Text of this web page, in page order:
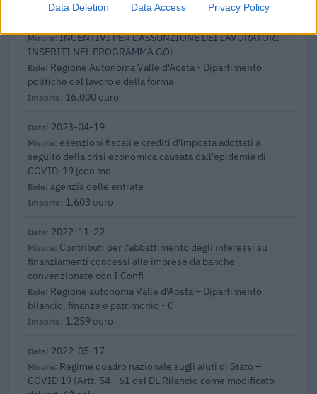
Data Deletion Data Access Privacy Policy
INCENTIVI PER L’ASSUNZIONE DEI LAVORATORI
INSERITI NEL PROGRAMMA GOL
Regione Autonoma Valle d'Aosta - Dipartimento
politiche del lavoro e della forma
16.000 euro
2023-04-19
esenzioni fiscali e crediti d'imposta adottati a
seguito della crisi economica causata dall'epidemia di
COVID-19 [con mo
agenzia delle entrate
1.603 euro
2022-11-22
Contributi per l'abbattimento degli interessi su
finanziamenti concessi alle imprese da banche
convenzionate con I Confi
Regione autonoma Valle d'Aosta – Dipartimento
bilancio, finanze e patrimonio - C
1.259 euro
2022-05-17
Regime quadro nazionale sugli aiuti di Stato –
COVID 19 (Artt. 54 - 61 del DL Rilancio come modificato